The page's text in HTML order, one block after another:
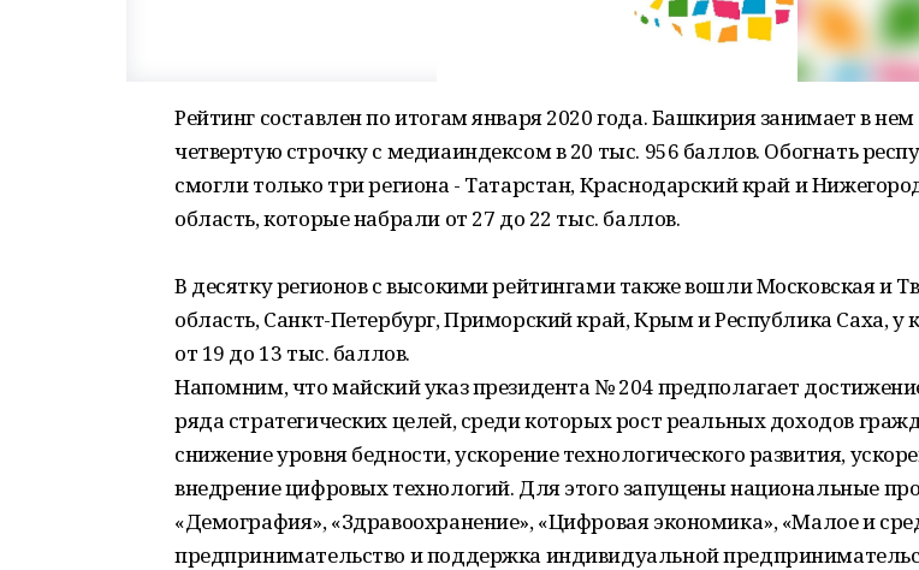
Рейтинг составлен по итогам января 2020 года. Башкирия занимает в нем
четвертую строчку с медиаиндексом в 20 тыс. 956 баллов. Обогнать
смогли только три региона - Татарстан, Краснодарский край и
область, которые набрали от 27 до 22 тыс. баллов.
В десятку регионов с высокими рейтингами также вошли Московская и
область, Санкт-Петербург, Приморский край, Крым и Республика Саха, у
от 19 до 13 тыс. баллов.
Напомним, что майский указ президента № 204 предполагает
ряда стратегических целей, среди которых рост реальных доходов
снижение уровня бедности, ускорение технологического развития,
внедрение цифровых технологий. Для этого запущены национальные
«Демография», «Здравоохранение», «Цифровая экономика», «Малое и
предпринимательство и поддержка индивидуальной